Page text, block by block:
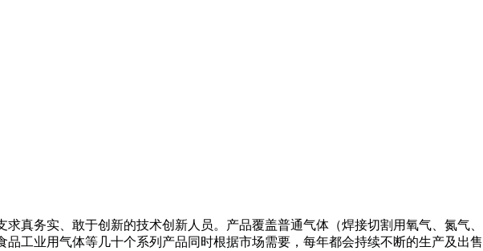
真务实、敢于创新的技术创新人员。产品覆盖普通气体（焊接切割用氧气、氮气、
工业用气体等几十个系列产品同时根据市场需要，每年都会持续不断的生产及出售